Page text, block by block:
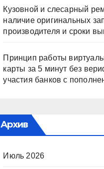
Кузовной и слесарный
наличие оригинальных
производителя и сроки
Принцип работы
карты за 5 минут без
участия банков с
Архив
Июль 2026